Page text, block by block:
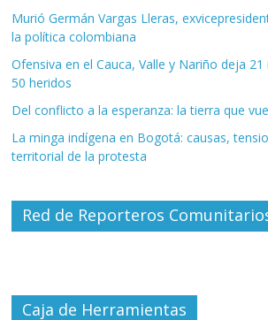
Murió Germán Vargas Lleras,
la política colombiana
Ofensiva en el Cauca, Valle y Nariño deja
50 heridos
Del conflicto a la esperanza: la tierra que
La minga indígena en Bogotá: causas,
territorial de la protesta
Red de Reporteros
Caja de Herramientas